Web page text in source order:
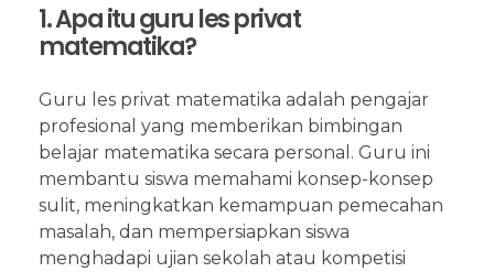
1. Apa itu guru les privat
matematika?
Guru les privat matematika adalah pengajar
profesional yang memberikan bimbingan
belajar matematika secara personal. Guru ini
membantu siswa memahami konsep-konsep
sulit, meningkatkan kemampuan pemecahan
masalah, dan mempersiapkan siswa
menghadapi ujian sekolah atau kompetisi